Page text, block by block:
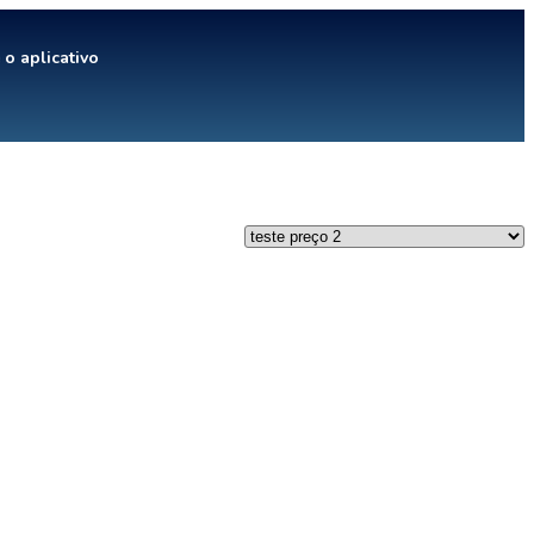
o aplicativo